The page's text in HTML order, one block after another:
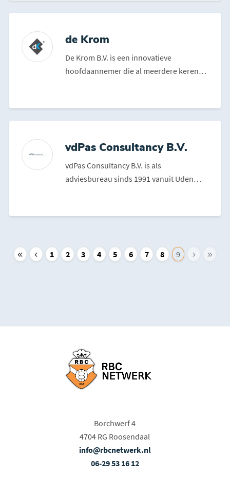
de Krom
De Krom B.V. is een innovatieve
hoofdaannemer die al meerdere keren
vdPas Consultancy B.V.
vdPas Consultancy B.V. is als
adviesbureau sinds 1991 vanuit Uden
1 2 3 4 5 6 7 8 9
Borchwerf 4
4704 RG Roosendaal
info@rbcnetwerk.nl
06-29 53 16 12